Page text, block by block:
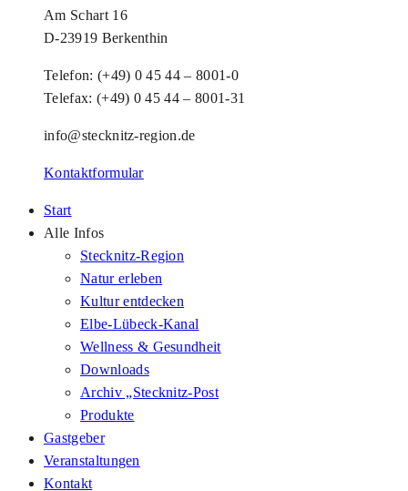
Am Schart 16
D-23919 Berkenthin
Telefon: (+49) 0 45 44 – 8001-0
Telefax: (+49) 0 45 44 – 8001-31
info@stecknitz-region.de
Kontaktformular
Start
Alle Infos
Stecknitz-Region
Natur erleben
Kultur entdecken
Elbe-Lübeck-Kanal
Wellness & Gesundheit
Downloads
Archiv „Stecknitz-Post
Produkte
Gastgeber
Veranstaltungen
Kontakt